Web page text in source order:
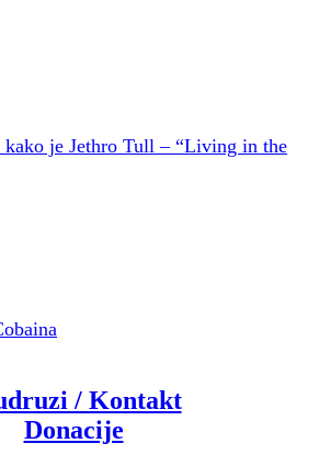
je Jethro Tull – “Living in the
/ Kontakt
Donacije